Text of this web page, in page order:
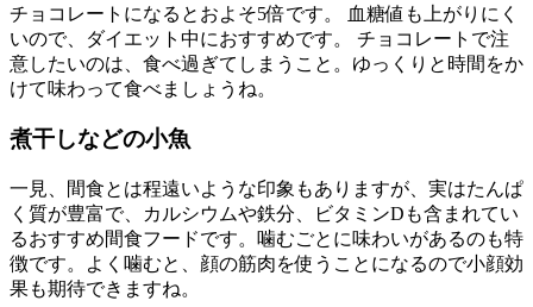
チョコレートになるとおよそ5倍です。 血糖値も上がりにく
いので、ダイエット中におすすめです。 チョコレートで注
意したいのは、食べ過ぎてしまうこと。ゆっくりと時間をか
けて味わって食べましょうね。
煮干しなどの小魚
一見、間食とは程遠いような印象もありますが、実はたんぱ
く質が豊富で、カルシウムや鉄分、ビタミンDも含まれてい
るおすすめ間食フードです。噛むごとに味わいがあるのも特
徴です。よく噛むと、顔の筋肉を使うことになるので小顔効
果も期待できますね。